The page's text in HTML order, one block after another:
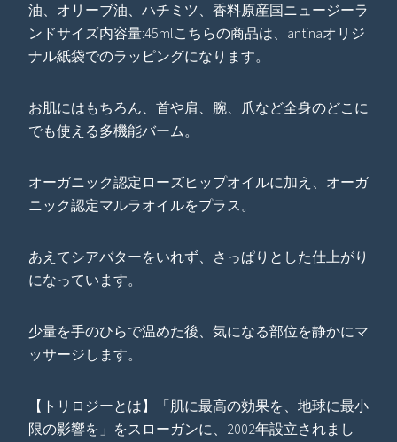
油、オリーブ油、ハチミツ、香料原産国ニュージーラ
ンドサイズ内容量:45mlこちらの商品は、antinaオリジ
ナル紙袋でのラッピングになります。
お肌にはもちろん、首や肩、腕、爪など全身のどこに
でも使える多機能バーム。
オーガニック認定ローズヒップオイルに加え、オーガ
ニック認定マルラオイルをプラス。
あえてシアバターをいれず、さっぱりとした仕上がり
になっています。
少量を手のひらで温めた後、気になる部位を静かにマ
ッサージします。
【トリロジーとは】「肌に最高の効果を、地球に最小
限の影響を」をスローガンに、2002年設立されまし